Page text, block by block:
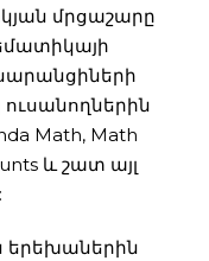
մրցաշարը
Math, Math
և շատ այլ
երեխաներին